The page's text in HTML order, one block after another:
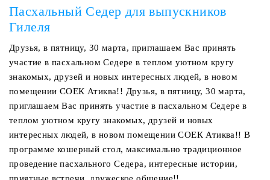
Пасхальный Седер для выпускников
Гилеля
Друзья, в пятницу, 30 марта, приглашаем Вас принять
участие в пасхальном Седере в теплом уютном кругу
знакомых, друзей и новых интересных людей, в новом
помещении СОЕК Атиква!! Друзья, в пятницу, 30 марта,
приглашаем Вас принять участие в пасхальном Седере в
теплом уютном кругу знакомых, друзей и новых
интересных людей, в новом помещении СОЕК Атиква!! В
программе кошерный стол, максимально традиционное
проведение пасхального Седера, интересные истории,
приятные встречи, дружеское общение!!